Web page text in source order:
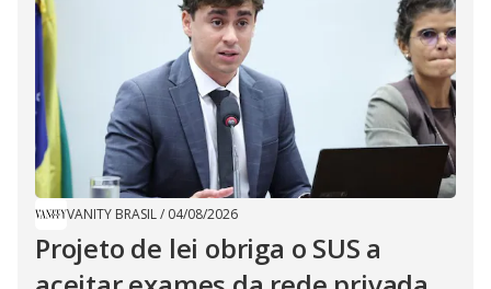
VANITY BRASIL/ 04/08/2026
Projeto de lei obriga o SUS a